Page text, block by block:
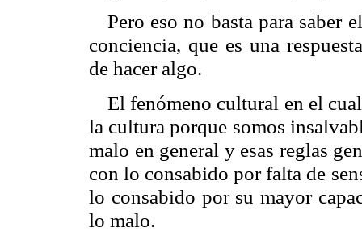
Pero eso no basta para saber
conciencia, que es una
de hacer algo.
El fenómeno cultural en el
la cultura porque somos
malo en general y esas reglas
con lo consabido por falta de
lo consabido por su mayor
lo malo.